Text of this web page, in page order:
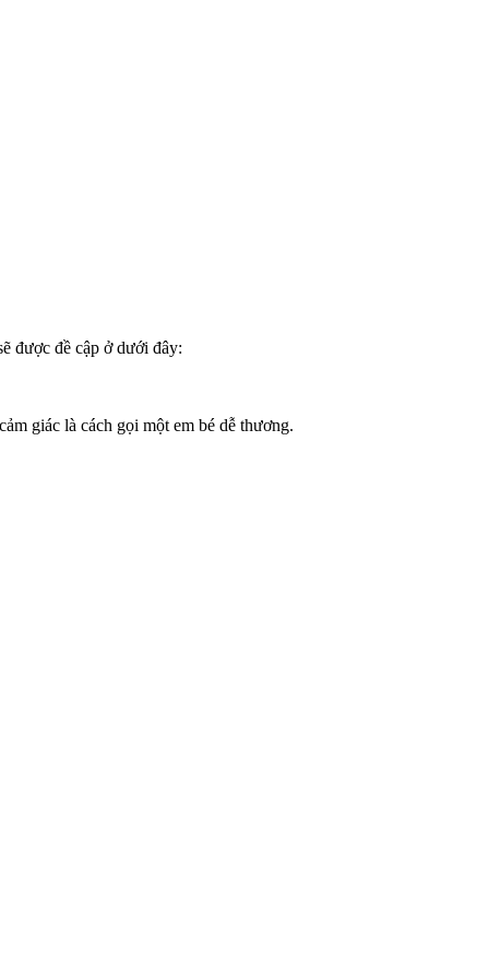
được đề cập ở dưới đây:
giác là cách gọi một em bé dễ thương.